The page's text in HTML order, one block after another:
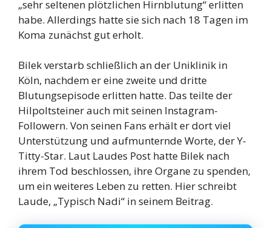
„sehr seltenen plötzlichen Hirnblutung“ erlitten
habe. Allerdings hatte sie sich nach 18 Tagen im
Koma zunächst gut erholt.
Bilek verstarb schließlich an der Uniklinik in
Köln, nachdem er eine zweite und dritte
Blutungsepisode erlitten hatte. Das teilte der
Hilpoltsteiner auch mit seinen Instagram-
Followern. Von seinen Fans erhält er dort viel
Unterstützung und aufmunternde Worte, der Y-
Titty-Star. Laut Laudes Post hatte Bilek nach
ihrem Tod beschlossen, ihre Organe zu spenden,
um ein weiteres Leben zu retten. Hier schreibt
Laude, „Typisch Nadi“ in seinem Beitrag.